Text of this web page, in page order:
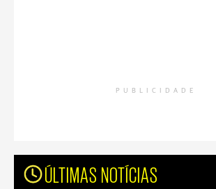
PUBLICIDADE
ÚLTIMAS NOTÍCIAS